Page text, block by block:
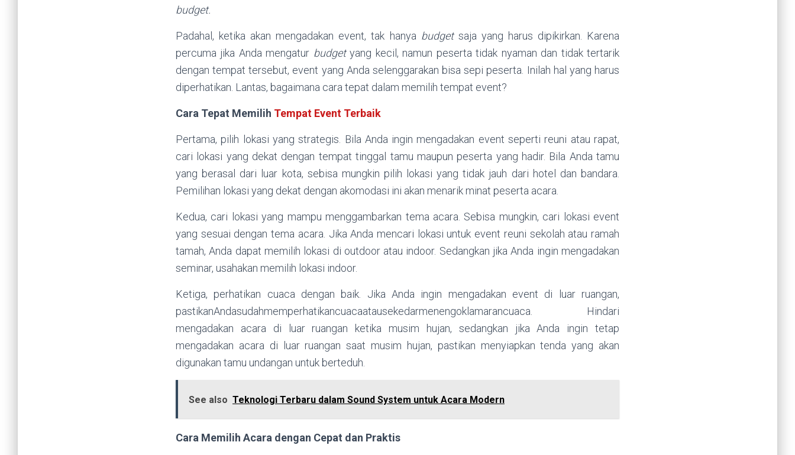
budget.
Padahal, ketika akan mengadakan event, tak hanya budget saja yang harus dipikirkan. Karena
percuma jika Anda mengatur budgetyang kecil, namun peserta tidak nyaman dan tidak tertarik
dengan tempat tersebut, event yang Anda selenggarakan bisa sepi peserta. Inilah hal yang harus
diperhatikan. Lantas, bagaimana cara tepat dalam memilih tempat event?
Cara Tepat Memilih Tempat Event Terbaik
Pertama, pilih lokasi yang strategis. Bila Anda ingin mengadakan event seperti reuni atau rapat,
cari lokasi yang dekat dengan tempat tinggal tamu maupun peserta yang hadir. Bila Anda tamu
yang berasal dari luar kota, sebisa mungkin pilih lokasi yang tidak jauh dari hotel dan bandara.
Pemilihan lokasi yang dekat dengan akomodasi ini akan menarik minat peserta acara.
Kedua, cari lokasi yang mampu menggambarkan tema acara. Sebisa mungkin, cari lokasi event
yang sesuai dengan tema acara. Jika Anda mencari lokasi untuk event reuni sekolah atau ramah
tamah, Anda dapat memilih lokasi di outdoor atau indoor. Sedangkan jika Anda ingin mengadakan
seminar, usahakan memilih lokasi indoor.
Ketiga, perhatikan cuaca dengan baik. Jika Anda ingin mengadakan event di luar ruangan,
pastikanAndasudahmemperhatikancuacaatausekedarmenengoklamarancuaca. Hindari
mengadakan acara di luar ruangan ketika musim hujan, sedangkan jika Anda ingin tetap
mengadakan acara di luar ruangan saat musim hujan, pastikan menyiapkan tenda yang akan
digunakan tamu undangan untuk berteduh.
See also Teknologi Terbaru dalam Sound System untuk Acara Modern
Cara Memilih Acara dengan Cepat dan Praktis